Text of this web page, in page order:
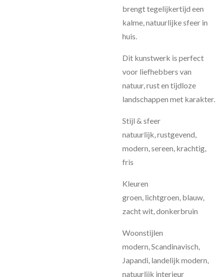
brengt tegelijkertijd een
kalme, natuurlijke sfeer in
huis.
Dit kunstwerk is perfect
voor liefhebbers van
natuur, rust en tijdloze
landschappen met karakter.
Stijl & sfeer
natuurlijk, rustgevend,
modern, sereen, krachtig,
fris
Kleuren
groen, lichtgroen, blauw,
zacht wit, donkerbruin
Woonstijlen
modern, Scandinavisch,
Japandi, landelijk modern,
natuurlijk interieur